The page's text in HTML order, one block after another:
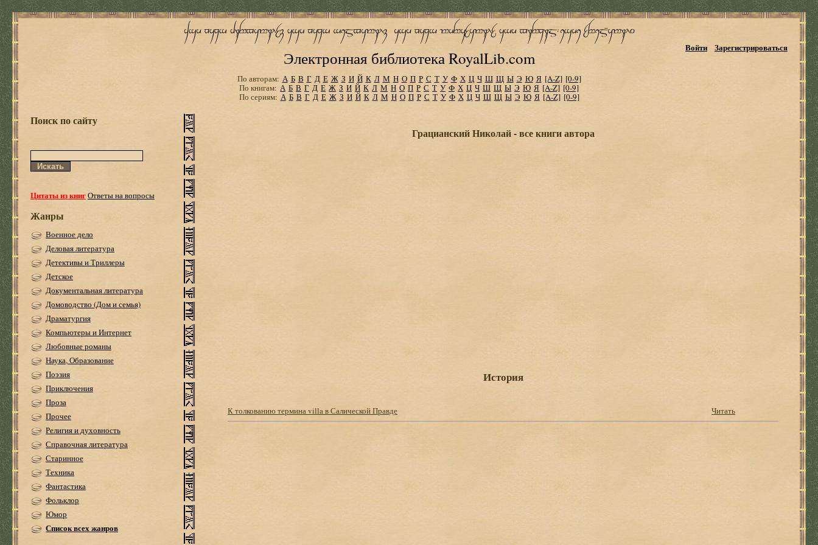
Электронная библиотека RoyalLib.com
Войти Зарегистрироваться
По авторам: А Б В Г Д Е Ж З И Й К Л М Н О П Р С Т У Ф Х Ц Ч Ш Щ Ы Э Ю Я [A-Z] [0-9]
По книгам: А Б В Г Д Е Ж З И Й К Л М Н О П Р С Т У Ф Х Ц Ч Ш Щ Ы Э Ю Я [A-Z] [0-9]
По сериям: А Б В Г Д Е Ж З И Й К Л М Н О П Р С Т У Ф Х Ц Ч Ш Щ Ы Э Ю Я [A-Z] [0-9]
Поиск по сайту
Цитаты из книгОтветы на вопросы
Жанры
Военное дело
Деловая литература
Детективы и Триллеры
Детское
Документальная литература
Домоводство (Дом и семья)
Драматургия
Компьютеры и Интернет
Любовные романы
Наука, Образование
Поэзия
Приключения
Проза
Прочее
Религия и духовность
Справочная литература
Старинное
Техника
Фантастика
Фольклор
Юмор
Список всех жанров
Грацианский Николай - все книги автора
История
К толкованию термина villa в Салической Правде Читать